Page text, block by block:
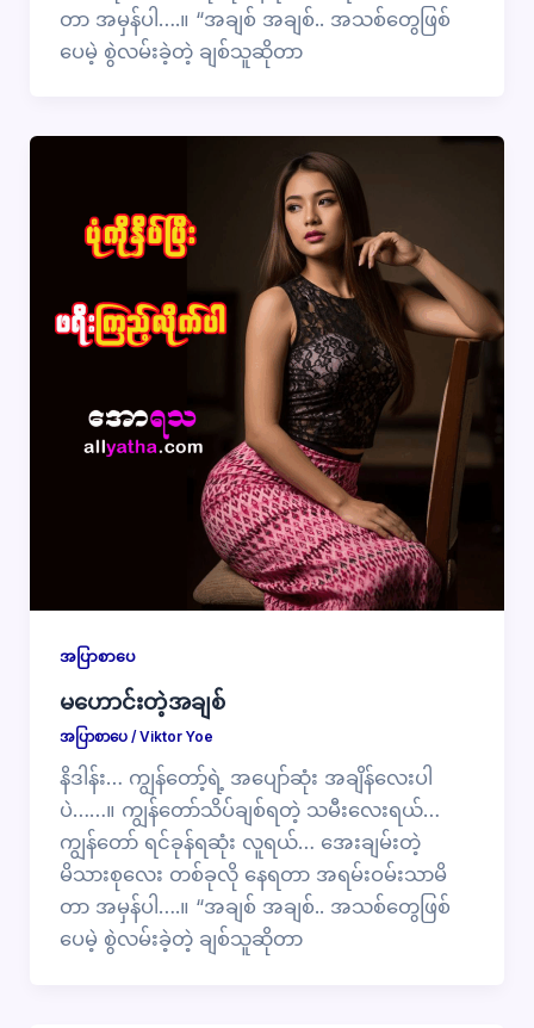
တာ အမှန်ပါ….။ “အချစ် အချစ်.. အသစ်တွေဖြစ်
ပေမဲ့ စွဲလမ်းခဲ့တဲ့ ချစ်သူဆိုတာ
အပြာစာပေ
မဟောင်းတဲ့အချစ်
အပြာစာပေ/ Viktor Yoe
နိဒါန်း… ကျွန်တော့်ရဲ့ အပျော်ဆုံး အချိန်လေးပါ
ပဲ……။ ကျွန်တော်သိပ်ချစ်ရတဲ့ သမီးလေးရယ်…
ကျွန်တော် ရင်ခုန်ရဆုံး လူရယ်… အေးချမ်းတဲ့
မိသားစုလေး တစ်ခုလို နေရတာ အရမ်းဝမ်းသာမိ
တာ အမှန်ပါ….။ “အချစ် အချစ်.. အသစ်တွေဖြစ်
ပေမဲ့ စွဲလမ်းခဲ့တဲ့ ချစ်သူဆိုတာ